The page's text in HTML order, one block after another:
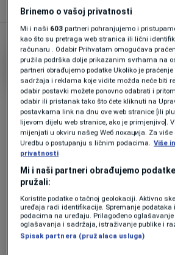
NAJNOVIJE VIJESTI SPORT
FORMIRANJE VLADE RS
"VOZE NAS U PROVALIJU"
"SNSD i vrh režima
poruke koje su im
najvažnijih svjetskih
VIJESTI| 27. aug. 0
Oglas
Brinemo o vašoj privatnosti
Mi i naši 603 partneri pohranjujemo i
kao što su pretraga web stranica ili lični
računaru . Odabir Prihvatam omogućava
pružila podrška dolje prikazanim svrhama na
partneri obrađujemo podatke Ukoliko je
sadržaja i reklama koje vidite možda neće biti
odabir postavki možete ponovno odabrati i
odabir ili pristanak tako što ćete kliknuti na
postavkama link na dnu ove web stranice [ili
lijevom dijelu web stranice, ako je primjenjivo].
mijenjati u okviru našeg Wеб локација. Za više
Uredbu o postupanju s ličnim podacima. Više
privatnosti
Mi i naši partneri obrađujemo
pružali:
Koristite podatke o tačnoj geolokaciji. Aktivno
uređaja radi identifikacije. Spremanje
podacima na uređaju. Prilagođeno
oglašavanja i sadržaja, istraživanje publike i
Spisak partnera (pružalaca usluga)